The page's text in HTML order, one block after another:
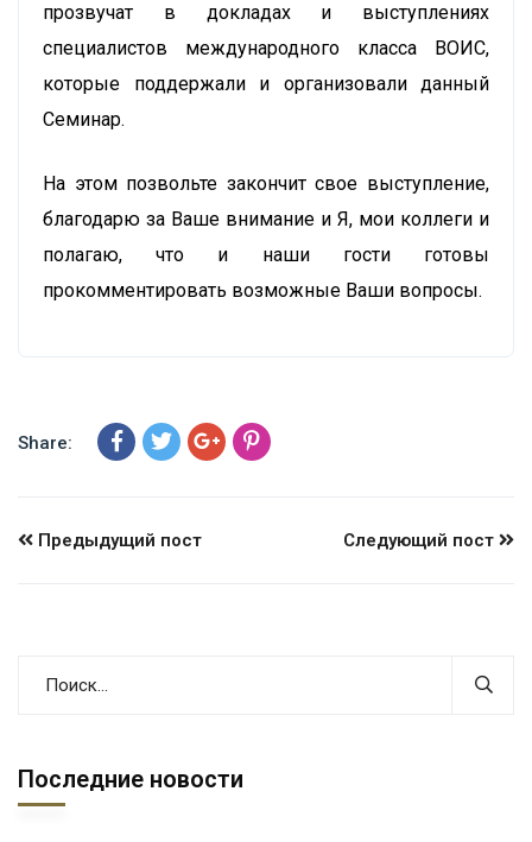
прозвучат в докладах и выступлениях
специалистов международного класса ВОИС,
которые поддержали и организовали данный
Семинар.
На этом позвольте закончит свое выступление,
благодарю за Ваше внимание и Я, мои коллеги и
полагаю, что и наши гости готовы
прокомментировать возможные Ваши вопросы.
Share:
Предыдущий пост Следующий пост
Последние новости